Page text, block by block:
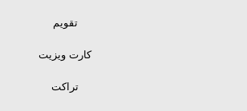
تقویم
کارت ویزیت
تراکت